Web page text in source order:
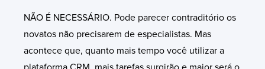
NÃO É NECESSÁRIO. Pode parecer contraditório os
novatos não precisarem de especialistas. Mas
acontece que, quanto mais tempo você utilizar a